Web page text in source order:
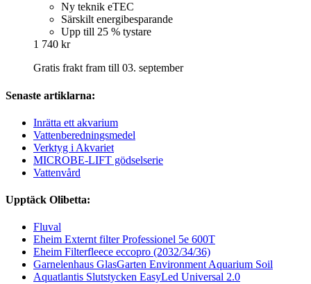
Ny teknik eTEC
Särskilt energibesparande
Upp till 25 % tystare
1 740 kr
Gratis frakt fram till 03. september
Senaste artiklarna:
Inrätta ett akvarium
Vattenberedningsmedel
Verktyg i Akvariet
MICROBE-LIFT gödselserie
Vattenvård
Upptäck Olibetta:
Fluval
Eheim Externt filter Professionel 5e 600T
Eheim Filterfleece eccopro (2032/34/36)
Garnelenhaus GlasGarten Environment Aquarium Soil
Aquatlantis Slutstycken EasyLed Universal 2.0